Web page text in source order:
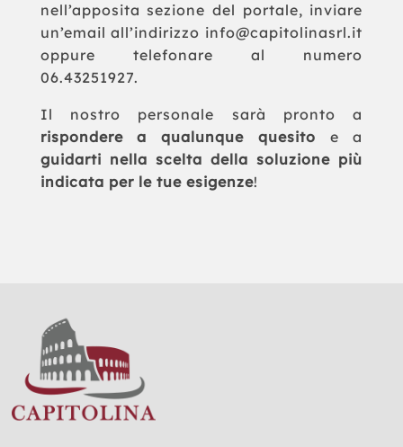
nell’apposita sezione del portale, inviare
un’email all’indirizzo info@capitolinasrl.it
oppure telefonare al numero
06.43251927.
Il nostro personale sarà pronto a
rispondere a qualunque quesito e a
guidarti nella scelta della soluzione più
indicata per le tue esigenze!